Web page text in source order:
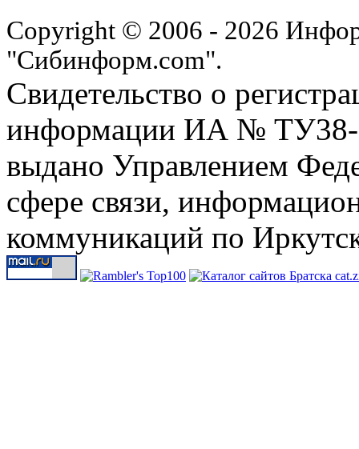
Copyright © 2006 - 2026
"Сибинформ.com".
Свидетельство о
информации ИА № ТУ38-
выдано Управлением
сфере связи,
коммуникаций по